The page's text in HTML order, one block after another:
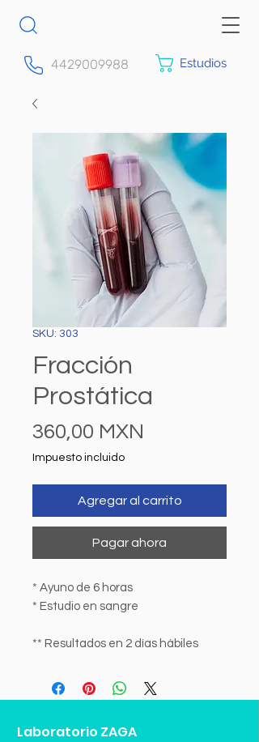
4429009988 Estudios
SKU: 303
Fracción
Prostática
360,00 MXN
Impuesto incluido
Agregar al carrito
Pagar ahora
* Ayuno de 6 horas
* Estudio en sangre
** Resultados en 2 días hábiles
Laboratorio ZAGA